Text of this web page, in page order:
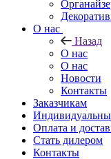
О нас
Назад
О нас
О нас
Новости
Контакты
Заказчикам
Оплата и
Стать дилером
Контакты